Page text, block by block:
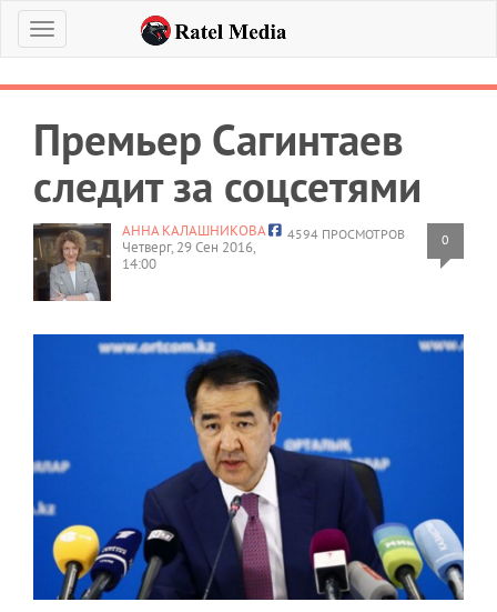
Меню
Премьер Сагинтаев
следит за соцсетями
4594 ПРОСМОТРОВ 0
АННА КАЛАШНИКОВА
Четверг, 29 Сен 2016,
14:00